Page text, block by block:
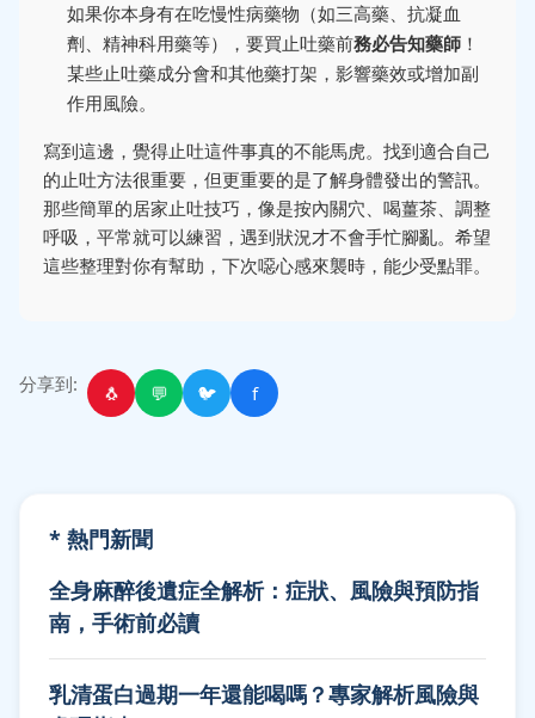
如果你本身有在吃慢性病藥物（如三高藥、抗凝血
劑、精神科用藥等），要買止吐藥前務必告知藥師 ！
某些止吐藥成分會和其他藥打架，影響藥效或增加副
作用風險。
寫到這邊，覺得止吐這件事真的不能馬虎。找到適合自己
的止吐方法很重要，但更重要的是了解身體發出的警訊。
那些簡單的居家止吐技巧，像是按內關穴、喝薑茶、調整
呼吸，平常就可以練習，遇到狀況才不會手忙腳亂。希望
這些整理對你有幫助，下次噁心感來襲時，能少受點罪。
分享到: 🐧 💬 🐦 f
* 熱門新聞
全身麻醉後遺症全解析：症狀、風險與預防指
南，手術前必讀
乳清蛋白過期一年還能喝嗎？專家解析風險與